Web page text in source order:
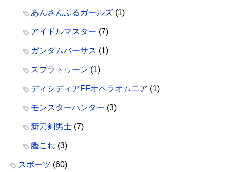
あんさんぶるガールズ (1)
アイドルマスター (7)
ガンダムバーサス (1)
スプラトゥーン (1)
ディシディアFFオペラオムニア (1)
モンスターハンター (3)
新刀剣男士 (7)
艦これ (3)
スポーツ (60)